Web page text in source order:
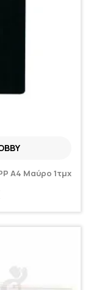
A4 Μαύρο 1τμχ